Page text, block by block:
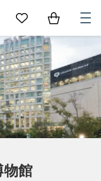
Go to My Favorites
Items in
館